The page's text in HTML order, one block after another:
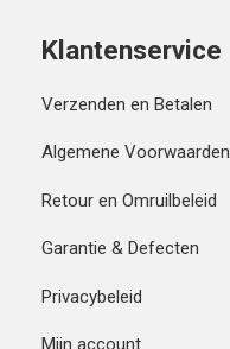
Klantenservice
Verzenden en Betalen
Algemene Voorwaarden
Retour en Omruilbeleid
Garantie & Defecten
Privacybeleid
Mijn account